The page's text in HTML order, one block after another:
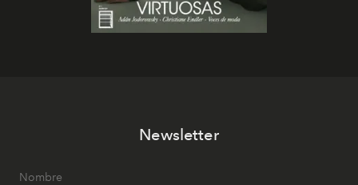
Newsletter